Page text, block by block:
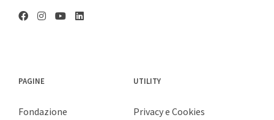
PAGINE
Fondazione
UTILITY
Privacy e Cookies